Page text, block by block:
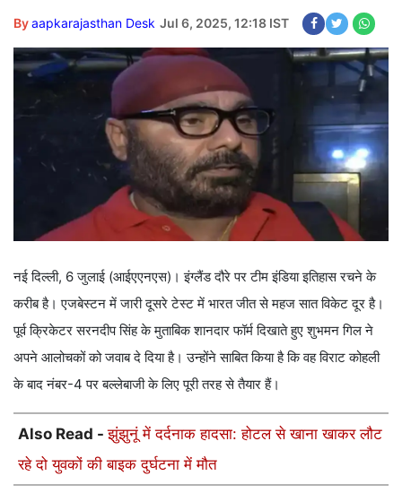
Byaapkarajasthan Desk Jul 6, 2025, 12:18 IST
नई दिल्ली, 6 जुलाई (आईएएनएस)। इंग्लैंड दौरे पर टीम इंडिया इतिहास रचने के
करीब है। एजबेस्टन में जारी दूसरे टेस्ट में भारत जीत से महज सात विकेट दूर है।
पूर्व क्रिकेटर सरनदीप सिंह के मुताबिक शानदार फॉर्म दिखाते हुए शुभमन गिल ने
अपने आलोचकों को जवाब दे दिया है। उन्होंने साबित किया है कि वह विराट कोहली
के बाद नंबर-4 पर बल्लेबाजी के लिए पूरी तरह से तैयार हैं।
Also Read -झुंझुनूं में दर्दनाक हादसा: होटल से खाना खाकर लौट
रहे दो युवकों की बाइक दुर्घटना में मौत